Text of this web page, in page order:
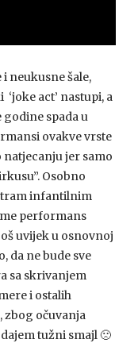
neukusne šale,
act’ nastupi, a
godine spada u
ovakve vrste
jer samo
Osobno
infantilnim
performans
uvijek u osnovnoj
da ne bude sve
sa skrivanjem
i ostalih
zbog očuvanja
tužni smajl 🙁